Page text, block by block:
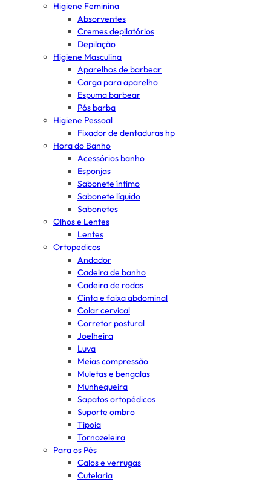
Higiene Feminina
Absorventes
Cremes depilatórios
Depilação
Higiene Masculina
Aparelhos de barbear
Carga para aparelho
Espuma barbear
Pós barba
Higiene Pessoal
Fixador de dentaduras hp
Hora do Banho
Acessórios banho
Esponjas
Sabonete íntimo
Sabonete líquido
Sabonetes
Olhos e Lentes
Lentes
Ortopedicos
Andador
Cadeira de banho
Cadeira de rodas
Cinta e faixa abdominal
Colar cervical
Corretor postural
Joelheira
Luva
Meias compressão
Muletas e bengalas
Munhequeira
Sapatos ortopédicos
Suporte ombro
Tipoia
Tornozeleira
Para os Pés
Calos e verrugas
Cutelaria